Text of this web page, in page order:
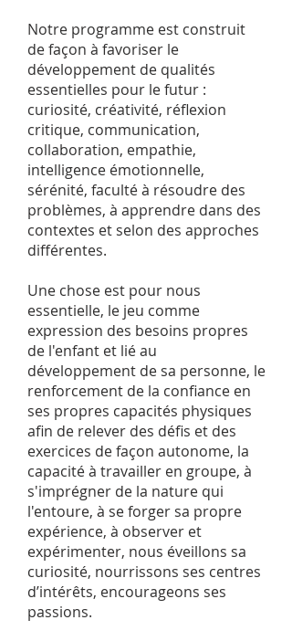
Notre programme est construit
de façon à favoriser le
développement de qualités
essentielles pour le futur :
curiosité, créativité, réflexion
critique, communication,
collaboration, empathie,
intelligence émotionnelle,
sérénité, faculté à résoudre des
problèmes, à apprendre dans des
contextes et selon des approches
différentes.
Une chose est pour nous
essentielle, le jeu comme
expression des besoins propres
de l'enfant et lié au
développement de sa personne, le
renforcement de la confiance en
ses propres capacités physiques
afin de relever des défis et des
exercices de façon autonome, la
capacité à travailler en groupe, à
s'imprégner de la nature qui
l'entoure, à se forger sa propre
expérience, à observer et
expérimenter, nous éveillons sa
curiosité, nourrissons ses centres
d’intérêts, encourageons ses
passions.